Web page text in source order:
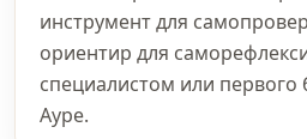
инструмент для
ориентир для
специалистом или
Ауре.